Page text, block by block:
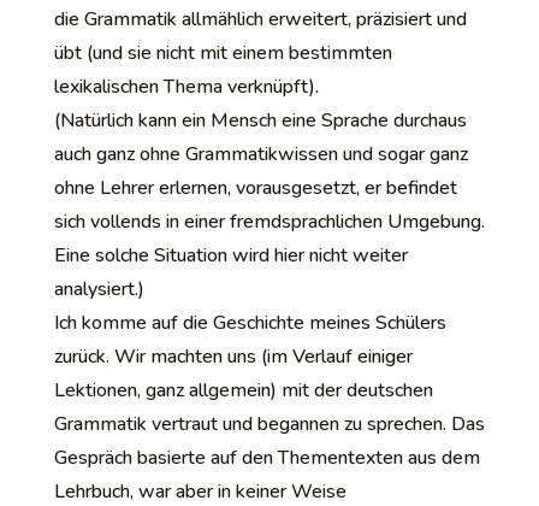
die Grammatik allmählich erweitert, präzisiert und
übt (und sie nicht mit einem bestimmten
lexikalischen Thema verknüpft).
(Natürlich kann ein Mensch eine Sprache durchaus
auch ganz ohne Grammatikwissen und sogar ganz
ohne Lehrer erlernen, vorausgesetzt, er befindet
sich vollends in einer fremdsprachlichen Umgebung.
Eine solche Situation wird hier nicht weiter
analysiert.)
Ich komme auf die Geschichte meines Schülers
zurück. Wir machten uns (im Verlauf einiger
Lektionen, ganz allgemein) mit der deutschen
Grammatik vertraut und begannen zu sprechen. Das
Gespräch basierte auf den Thementexten aus dem
Lehrbuch, war aber in keiner Weise